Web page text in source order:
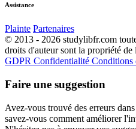
Assistance
Plainte Partenaires
© 2013 - 2026 studylibfr.com
droits d'auteur sont la propriété
GDPR Confidentialité Conditions
Faire une suggestion
Avez-vous trouvé des erreurs
savez-vous comment améliorer